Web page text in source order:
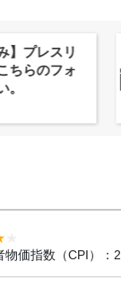
株式会社PlnX、
ーバルWeb3カン
「WebX2026」
物価指数（CPI）：